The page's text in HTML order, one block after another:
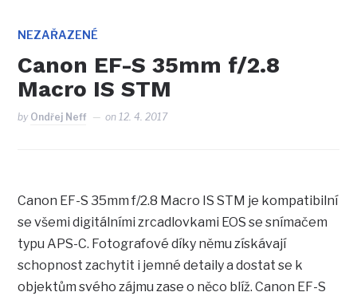
NAVIGATION
NEZAŘAZENÉ
Canon EF-S 35mm f/2.8
Macro IS STM
by Ondřej Neff on12. 4. 2017
Canon EF-S 35mm f/2.8 Macro IS STM je kompatibilní
se všemi digitálními zrcadlovkami EOS se snímačem
typu APS-C. Fotografové díky němu získávají
schopnost zachytit i jemné detaily a dostat se k
objektům svého zájmu zase o něco blíž. Canon EF-S